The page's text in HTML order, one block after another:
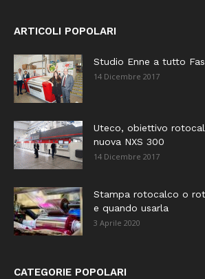
ARTICOLI POPOLARI
Studio Enne a tutto
14 Dicembre 2017
Uteco, obiettivo
nuova NXS 300
14 Dicembre 2017
Stampa rotocalco o
e quando usarla
3 Aprile 2020
CATEGORIE POPOLARI